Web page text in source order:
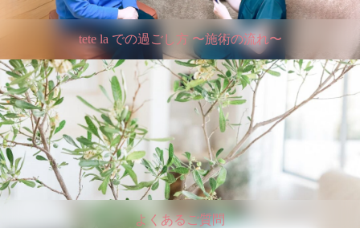
tete la での過ごし方 〜施術の流れ〜
よくあるご質問